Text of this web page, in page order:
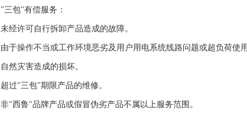
"三包"有偿服务：
未经许可自行拆卸产品造成的故障。
由于操作不当或工作环境恶劣及用户用电系统线路问题或超负荷使
自然灾害造成的损坏。
超过"三包"期限产品的维修。
非"西鲁"品牌产品或假冒伪劣产品不属以上服务范围。